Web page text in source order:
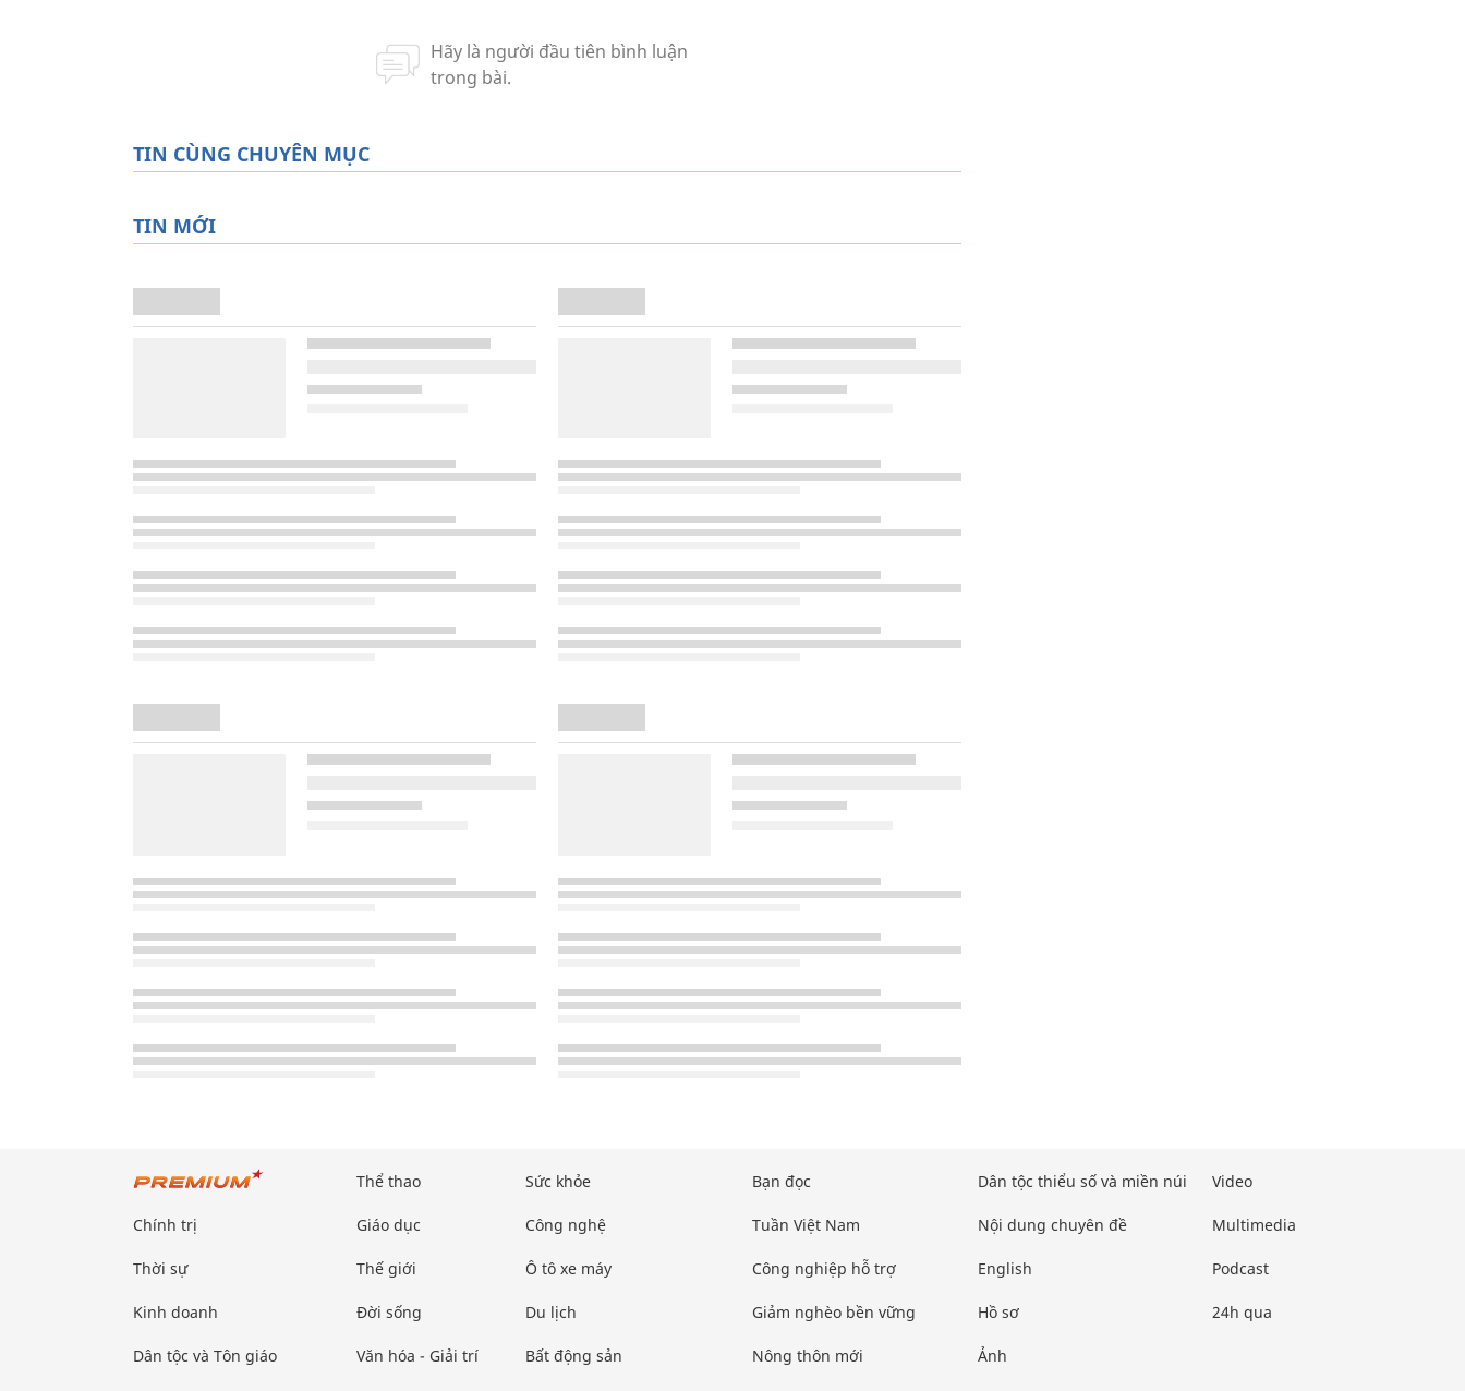
TIN CÙNG CHUYÊN MỤC
TIN MỚI
Chính trị
Thời sự
Kinh doanh
Dân tộc và Tôn giáo
Thể thao
Giáo dục
Thế giới
Đời sống
Văn hóa - Giải trí
Sức khỏe
Công nghệ
Ô tô xe máy
Du lịch
Bất động sản
Bạn đọc
Tuần Việt Nam
Công nghiệp hỗ trợ
Giảm nghèo bền vững
Nông thôn mới
Dân tộc thiểu số và miền núi
Nội dung chuyên đề
English
Hồ sơ
Ảnh
Video
Multimedia
Podcast
24h qua